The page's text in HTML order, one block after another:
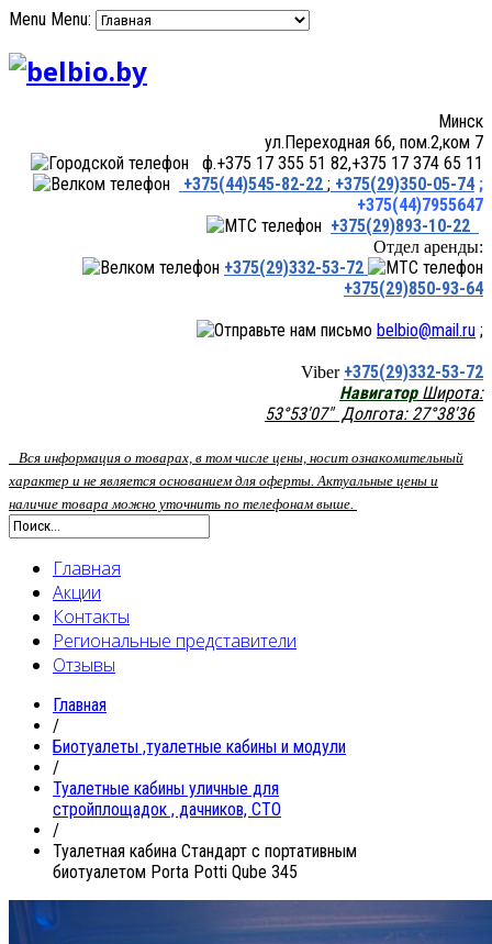
Menu Menu:
Минск
ул.Переходная 66, пом.2,ком 7
ф.+375 17 355 51 82,+375 17 374 65 11
+375(44)545-82-22 ; +375(29)350-05-74 ;
+375(44)7955647
+375(29)893-10-22
Отдел аренды:
+375(29)332-53-72
+375(29)850-93-64
belbio@mail.ru ;
Viber +375(29)332-53-72
НавигаторШирота:
53°53'07" Долгота: 27°38'36
Вся информация о товарах, в том числе цены, носит ознакомительный
характер и не является основанием для оферты. Актуальные цены и
наличие товара можно уточнить по телефонам выше.
Главная
Акции
Контакты
Региональные представители
Отзывы
Главная
/
Биотуалеты ,туалетные кабины и модули
/
Туалетные кабины уличные для
стройплощадок , дачников, СТО
/
Туалетная кабина Стандарт с портативным
биотуалетом Porta Potti Qube 345